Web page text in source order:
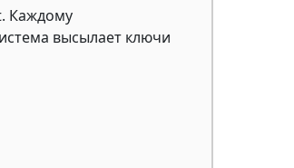
Каждому
высылает ключи